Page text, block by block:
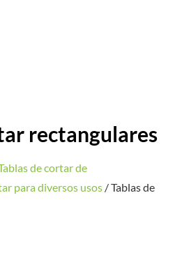
rectangulares
de cortar de
para diversos usos / Tablas de